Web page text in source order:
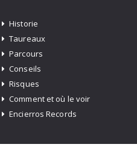
Historie
Taureaux
Parcours
Conseils
Risques
Comment et où le voir
Encierros Records